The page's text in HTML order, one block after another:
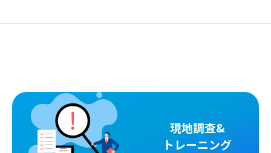
現地調査&
トレーニング